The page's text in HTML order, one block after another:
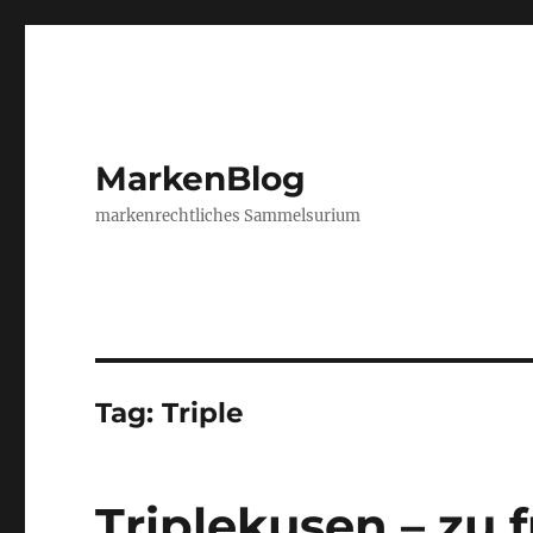
MarkenBlog
markenrechtliches Sammelsurium
Tag:Triple